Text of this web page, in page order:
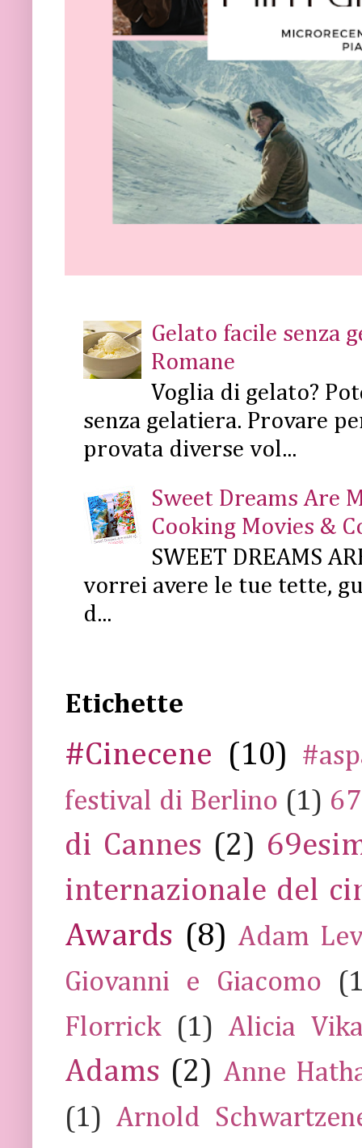
Gelato facile senza
Romane
Voglia di gelato?
senza gelatiera. Provare
provata diverse vol...
Sweet Dreams Are
Cooking Movies &
SWEET DREAMS
vorrei avere le tue tette,
d...
Etichette
#Cinecene (10)
festival di Berlino (1)
di Cannes (2)
internazionale del
Awards (8) Adam
Giovanni e Giacomo
Florrick
(1) Alicia
Adams (2) Anne
(1) Arnold